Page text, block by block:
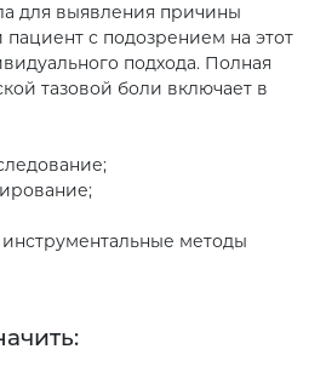
для выявления причины
с подозрением на этот
подхода. Полная
тазовой боли включает в
методы